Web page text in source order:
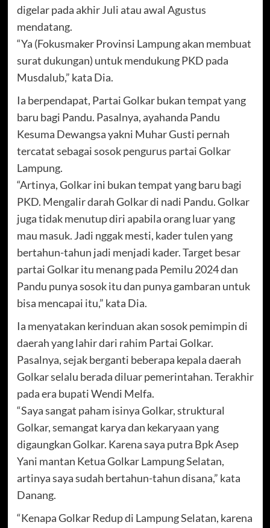
digelar pada akhir Juli atau awal Agustus
mendatang.
“Ya (Fokusmaker Provinsi Lampung akan membuat
surat dukungan) untuk mendukung PKD pada
Musdalub,” kata Dia.
Ia berpendapat, Partai Golkar bukan tempat yang
baru bagi Pandu. Pasalnya, ayahanda Pandu
Kesuma Dewangsa yakni Muhar Gusti pernah
tercatat sebagai sosok pengurus partai Golkar
Lampung.
“Artinya, Golkar ini bukan tempat yang baru bagi
PKD. Mengalir darah Golkar di nadi Pandu. Golkar
juga tidak menutup diri apabila orang luar yang
mau masuk. Jadi nggak mesti, kader tulen yang
bertahun-tahun jadi menjadi kader. Target besar
partai Golkar itu menang pada Pemilu 2024 dan
Pandu punya sosok itu dan punya gambaran untuk
bisa mencapai itu,” kata Dia.
Ia menyatakan kerinduan akan sosok pemimpin di
daerah yang lahir dari rahim Partai Golkar.
Pasalnya, sejak berganti beberapa kepala daerah
Golkar selalu berada diluar pemerintahan. Terakhir
pada era bupati Wendi Melfa.
“Saya sangat paham isinya Golkar, struktural
Golkar, semangat karya dan kekaryaan yang
digaungkan Golkar. Karena saya putra Bpk Asep
Yani mantan Ketua Golkar Lampung Selatan,
artinya saya sudah bertahun-tahun disana,” kata
Danang.
“Kenapa Golkar Redup di Lampung Selatan, karena